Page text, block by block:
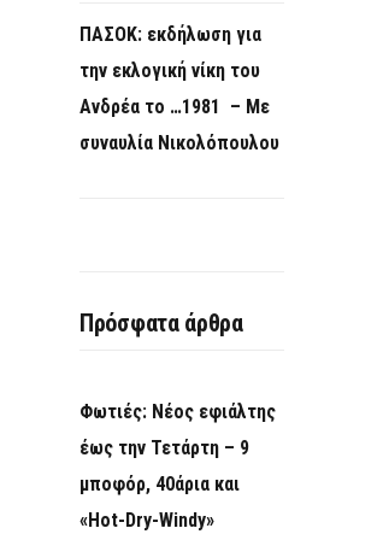
ΠΑΣΟΚ: εκδήλωση για
την εκλογική νίκη του
Ανδρέα το …1981 – Με
συναυλία Νικολόπουλου
Πρόσφατα άρθρα
Φωτιές: Νέος εφιάλτης
έως την Τετάρτη – 9
μποφόρ, 40άρια και
«Hot-Dry-Windy»